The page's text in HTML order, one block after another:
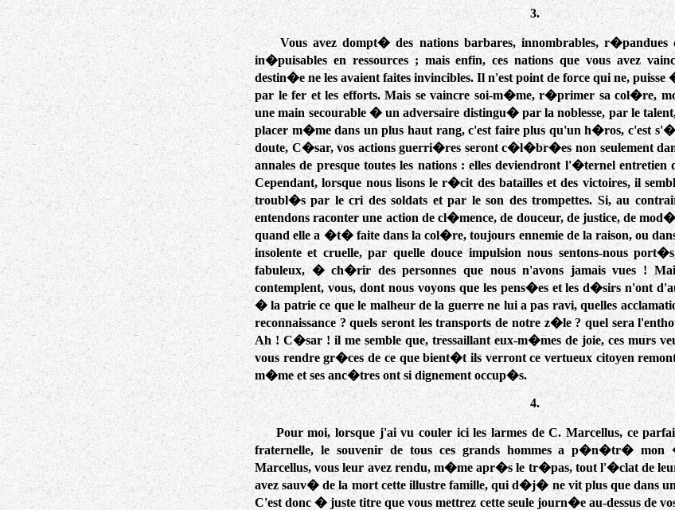
3.
Vous avez dompt� des nations barbares, innombrables, r�pandues
in�puisables en ressources ; mais enfin, ces nations que vous avez
destin�e ne les avaient faites invincibles. Il n'est point de force qui ne,
par le fer et les efforts. Mais se vaincre soi-m�me, r�primer sa col�re,
une main secourable � un adversaire distingu� par la noblesse, par le
placer m�me dans un plus haut rang, c'est faire plus qu'un h�ros, c'est
doute, C�sar, vos actions guerri�res seront c�l�br�es non seulement
annales de presque toutes les nations : elles deviendront l'�ternel
Cependant, lorsque nous lisons le r�cit des batailles et des victoires, il
troubl�s par le cri des soldats et par le son des trompettes. Si, au
entendons raconter une action de cl�mence, de douceur, de justice, de
quand elle a �t� faite dans la col�re, toujours ennemie de la raison, ou
insolente et cruelle, par quelle douce impulsion nous sentons-nous
fabuleux, � ch�rir des personnes que nous n'avons jamais vues !
contemplent, vous, dont nous voyons que les pens�es et les d�sirs n'ont
� la patrie ce que le malheur de la guerre ne lui a pas ravi, quelles
reconnaissance ? quels seront les transports de notre z�le ? quel sera
Ah ! C�sar ! il me semble que, tressaillant eux-m�mes de joie, ces murs
vous rendre gr�ces de ce que bient�t ils verront ce vertueux citoyen
m�me et ses anc�tres ont si dignement occup�s.
4.
Pour moi, lorsque j'ai vu couler ici les larmes de C. Marcellus, ce
fraternelle, le souvenir de tous ces grands hommes a p�n�tr� mon
Marcellus, vous leur avez rendu, m�me apr�s le tr�pas, tout l'�clat de
avez sauv� de la mort cette illustre famille, qui d�j� ne vit plus que dans
C'est donc � juste titre que vous mettrez cette seule journ�e au-dessus de